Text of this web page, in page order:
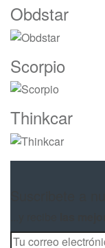
Obdstar
Scorpio
Thinkcar